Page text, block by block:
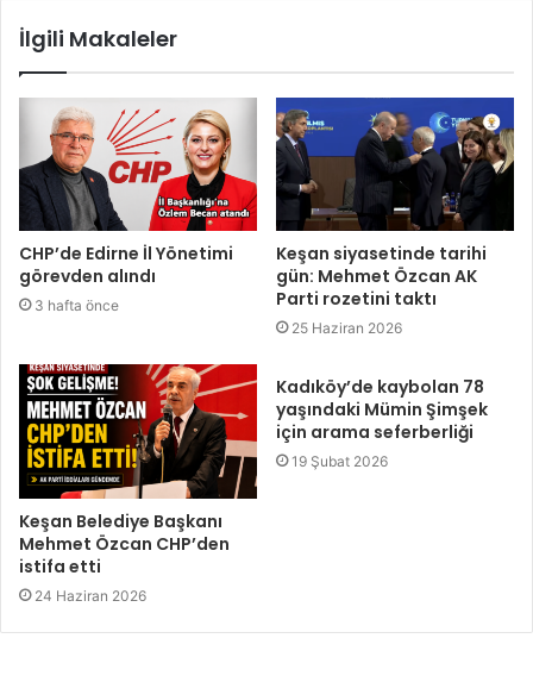
İlgili Makaleler
CHP’de Edirne İl Yönetimi
görevden alındı
3 hafta önce
Keşan siyasetinde tarihi
gün: Mehmet Özcan AK
Parti rozetini taktı
25 Haziran 2026
Keşan Belediye Başkanı
Mehmet Özcan CHP’den
istifa etti
24 Haziran 2026
Kadıköy’de kaybolan 78
yaşındaki Mümin Şimşek
için arama seferberliği
19 Şubat 2026